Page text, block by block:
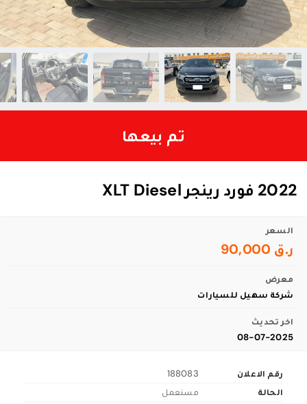
تم بيعها
2022 فورد رينجر XLT Diesel
السعر
ر.ق 90,000
معرض
شركة سهيل للسيارات
اخر تحديث
08-07-2025
رقم الاعلان
188083
الحالة
مستعمل